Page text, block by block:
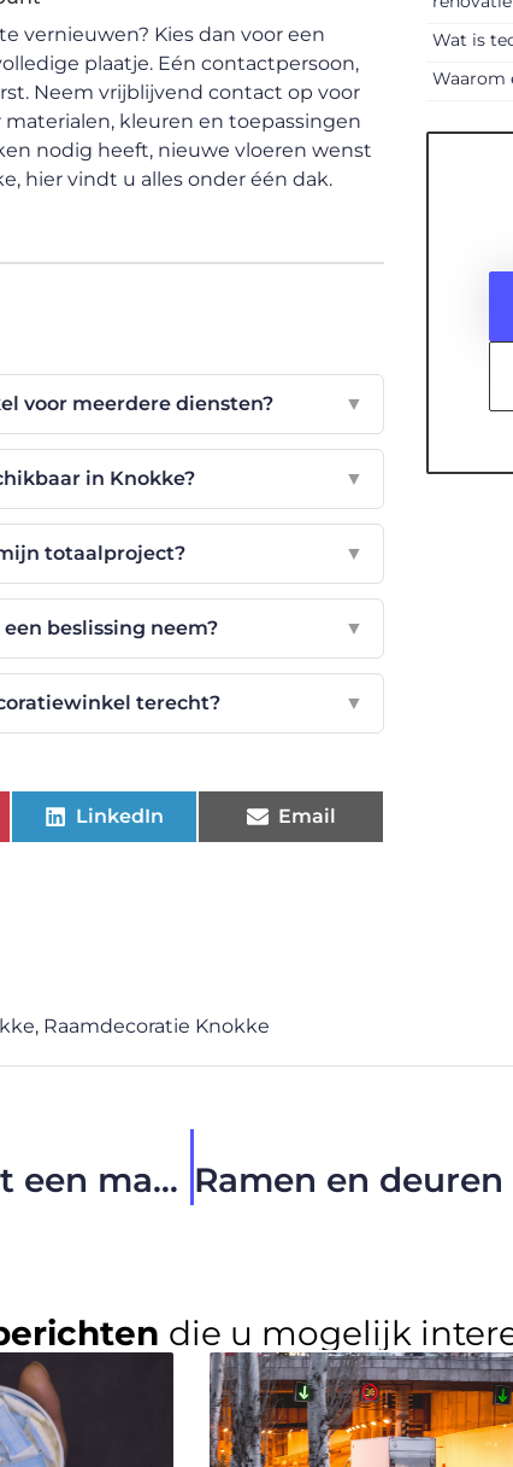
vernieuwen? Kies dan voor een
plaatje. Eén contactpersoon,
Neem vrijblijvend contact op voor
materialen, kleuren en toepassingen
nodig heeft, nieuwe vloeren wenst
hier vindt u alles onder één dak.
voor meerdere diensten? ▼
in Knokke? ▼
totaalproject? ▼
beslissing neem? ▼
terecht? ▼
LinkedIn Email
Wat is
Waarom
, Raamdecoratie Knokke
Succesvol verkopen begint met een makelaar in Zemst
die u mogelijk